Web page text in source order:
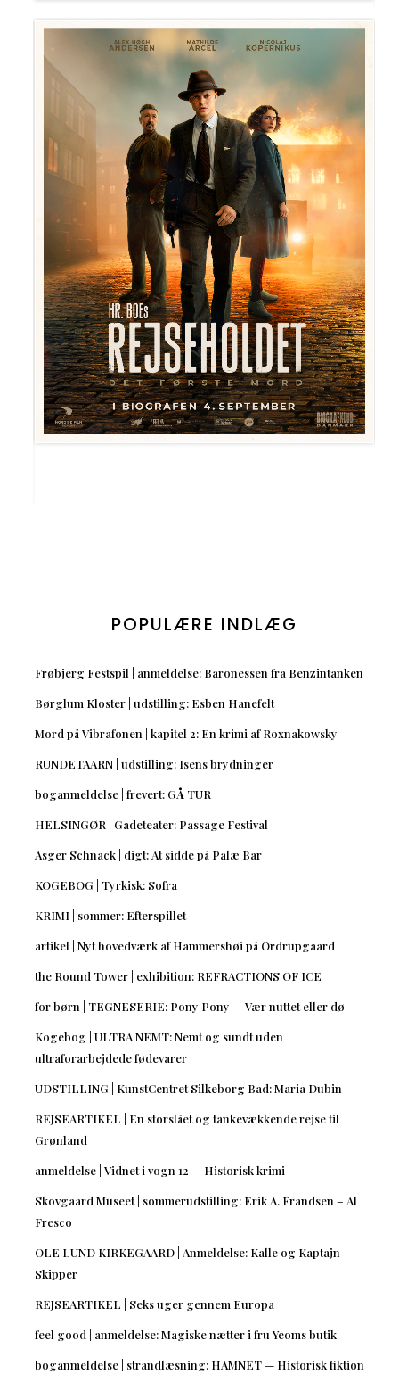
POPULÆRE INDLÆG
Frøbjerg Festspil | anmeldelse: Baronessen fra Benzintanken
Børglum Kloster | udstilling: Esben Hanefelt
Mord på Vibrafonen | kapitel 2: En krimi af Roxnakowsky
RUNDETAARN | udstilling: Isens brydninger
boganmeldelse | frevert: GÅ TUR
HELSINGØR | Gadeteater: Passage Festival
Asger Schnack | digt: At sidde på Palæ Bar
KOGEBOG | Tyrkisk: Sofra
KRIMI | sommer: Efterspillet
artikel | Nyt hovedværk af Hammershøi på Ordrupgaard
the Round Tower | exhibition: REFRACTIONS OF ICE
for børn | TEGNESERIE: Pony Pony — Vær nuttet eller dø
Kogebog | ULTRA NEMT: Nemt og sundt uden
ultraforarbejdede fødevarer
UDSTILLING | KunstCentret Silkeborg Bad: Maria Dubin
REJSEARTIKEL | En storslået og tankevækkende rejse til
Grønland
anmeldelse | Vidnet i vogn 12 — Historisk krimi
Skovgaard Museet | sommerudstilling: Erik A. Frandsen – Al
Fresco
OLE LUND KIRKEGAARD | Anmeldelse: Kalle og Kaptajn
Skipper
REJSEARTIKEL | Seks uger gennem Europa
feel good | anmeldelse: Magiske nætter i fru Yeoms butik
boganmeldelse | strandlæsning: HAMNET — Historisk fiktion